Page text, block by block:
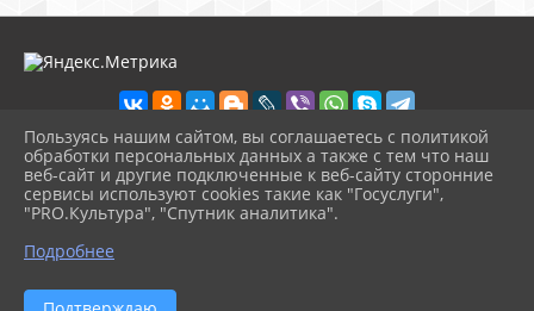
2026 г. nolinsk-museum.ru
Вход
Карта сайта
Политика обработки персональных данных
Сделано на KubCMS
Пользуясь нашим сайтом, вы соглашаетесь с политикой
обработки персональных данных а также с тем что наш
веб-сайт и другие подключенные к веб-сайту сторонние
сервисы используют cookies такие как "Госуслуги",
"PRO.Культура", "Спутник аналитика".
Подробнее